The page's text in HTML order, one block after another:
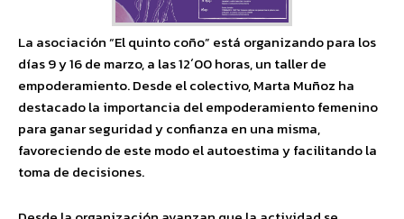
La asociación “El quinto coño” está organizando para los
días 9 y 16 de marzo, a las 12´00 horas, un taller de
empoderamiento. Desde el colectivo, Marta Muñoz ha
destacado la importancia del empoderamiento femenino
para ganar seguridad y confianza en una misma,
favoreciendo de este modo el autoestima y facilitando la
toma de decisiones.